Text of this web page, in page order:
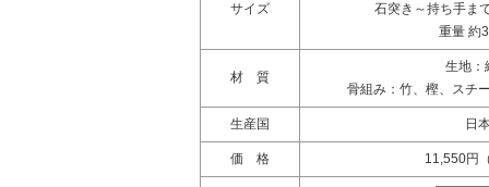
サイズ
石突き～持ち手ま
重量 約
材 質
生地：
骨組み：竹、樫、スチ
生産国 日
価 格 11,550円